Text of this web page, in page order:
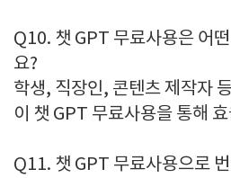
Q10. 챗 GPT 무료사용은 어
요?
학생, 직장인, 콘텐츠 제작자
이 챗 GPT 무료사용을 통해
Q11. 챗 GPT 무료사용으로